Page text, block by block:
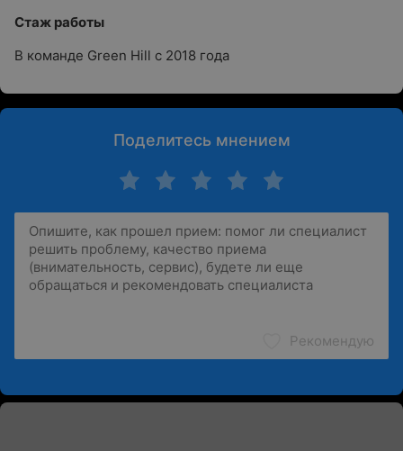
Стаж работы
В команде Green Hill с 2018 года
Поделитесь мнением
Рекомендую